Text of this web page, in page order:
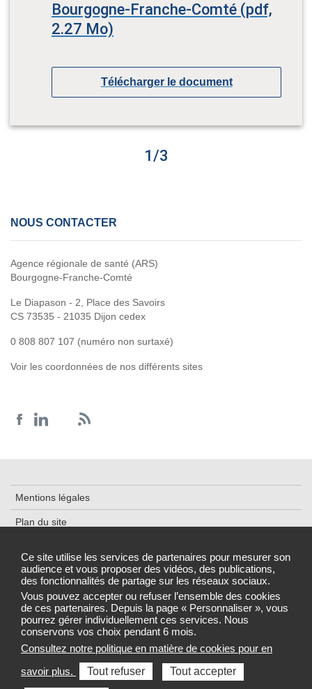
Ce site utilise les services de partenaires pour mesurer son
audience et vous proposer des vidéos, des publications,
des fonctionnalités de partage sur les réseaux sociaux.
Vous pouvez accepter ou refuser l’ensemble des cookies
de ces partenaires. Depuis la page « Personnaliser », vous
pourrez gérer individuellement ces services. Nous
conservons vos choix pendant 6 mois.
Consultez notre politique en matière de cookies pour en
savoir plus.
Tout refuser Tout accepter
Bourgogne-Franche-Comté (pdf,
2.27 Mo)
Télécharger le document
1 /3
NOUS CONTACTER
Agence régionale de santé (ARS)
Bourgogne-Franche-Comté
Le Diapason - 2, Place des Savoirs
CS 73535 - 21035 Dijon cedex
0 808 807 107 (numéro non surtaxé)
Voir les coordonnées de nos différents sites
Mentions légales
Plan du site
Données personnelles et cookies
Gestion des cookies
Sélectionnez une région pour accéder au site de votre Agence
régionale de santé